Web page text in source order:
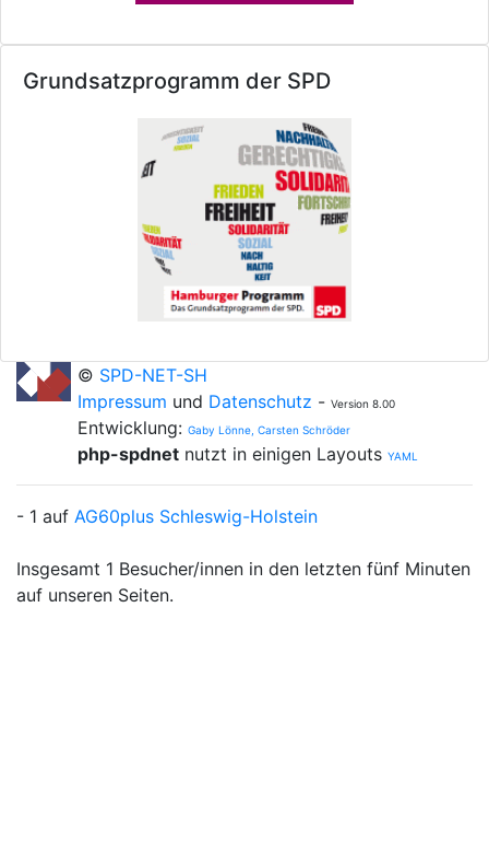
Grundsatzprogramm der SPD
© SPD-NET-SH
Impressum und Datenschutz - Version 8.00
Entwicklung: Gaby Lönne, Carsten Schröder
php-spdnet nutzt in einigen Layouts YAML
- 1 auf AG60plus Schleswig-Holstein
Insgesamt 1 Besucher/innen in den letzten fünf Minuten
auf unseren Seiten.